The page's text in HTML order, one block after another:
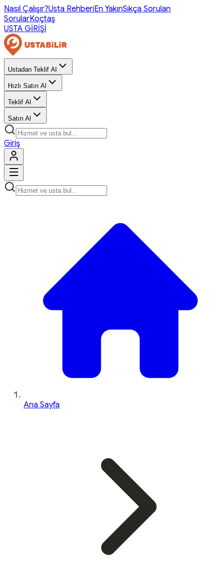
Nasıl Çalışır?Usta RehberiEn YakınSıkça Sorulan
SorularKoçtaş
USTA GİRİŞİ
Ustadan Teklif Al
Hızlı Satın Al
Teklif Al
Satın Al
Giriş
Ana Sayfa